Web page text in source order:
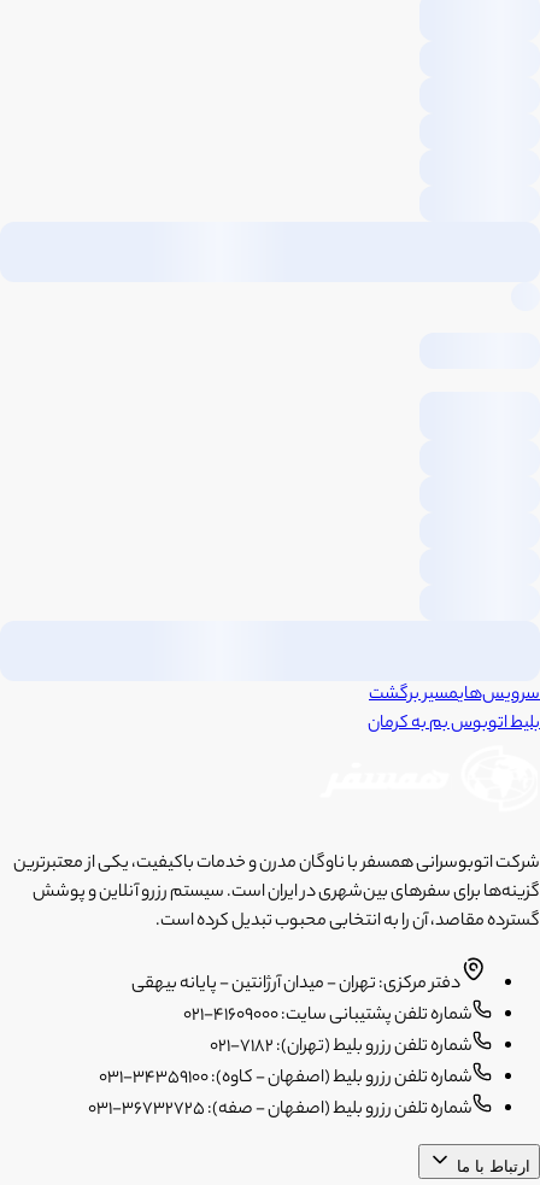
سرویس‌هایمسیر برگشت
بلیط اتوبوسبمبهکرمان
شرکت اتوبوسرانی همسفر با ناوگان مدرن و خدمات باکیفیت، یکی از معتبرترین
گزینه‌ها برای سفرهای بین‌شهری در ایران است. سیستم رزرو آنلاین و پوشش
گسترده مقاصد، آن را به انتخابی محبوب تبدیل کرده است.
دفتر مرکزی: تهران - میدان آرژانتین - پایانه بیهقی
شماره تلفن پشتیبانی سایت: 41609000-021
شماره تلفن رزرو بلیط (تهران): 7182-021
شماره تلفن رزرو بلیط (اصفهان - کاوه): 34359100-031
شماره تلفن رزرو بلیط (اصفهان - صفه): 36732725-031
ارتباط با ما